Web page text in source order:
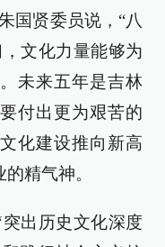
国贤委员说，“八
文化力量能够为
未来五年是吉林
付出更为艰苦的
化建设推向新高
精气神。
突出历史文化深度